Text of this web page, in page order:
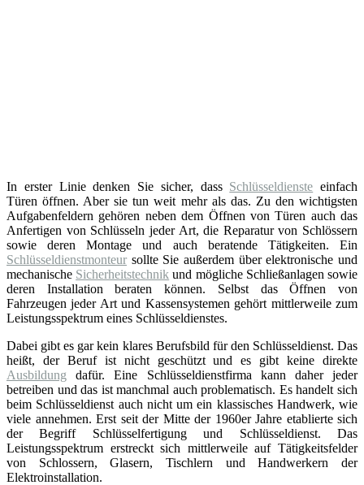
In erster Linie denken Sie sicher, dass Schlüsseldienste einfach
Türen öffnen. Aber sie tun weit mehr als das. Zu den wichtigsten
Aufgabenfeldern gehören neben dem Öffnen von Türen auch das
Anfertigen von Schlüsseln jeder Art, die Reparatur von Schlössern
sowie deren Montage und auch beratende Tätigkeiten. Ein
Schlüsseldienstmonteur sollte Sie außerdem über elektronische und
mechanische Sicherheitstechnik und mögliche Schließanlagen sowie
deren Installation beraten können. Selbst das Öffnen von
Fahrzeugen jeder Art und Kassensystemen gehört mittlerweile zum
Leistungsspektrum eines Schlüsseldienstes.
Dabei gibt es gar kein klares Berufsbild für den Schlüsseldienst. Das
heißt, der Beruf ist nicht geschützt und es gibt keine direkte
Ausbildung dafür. Eine Schlüsseldienstfirma kann daher jeder
betreiben und das ist manchmal auch problematisch. Es handelt sich
beim Schlüsseldienst auch nicht um ein klassisches Handwerk, wie
viele annehmen. Erst seit der Mitte der 1960er Jahre etablierte sich
der Begriff Schlüsselfertigung und Schlüsseldienst. Das
Leistungsspektrum erstreckt sich mittlerweile auf Tätigkeitsfelder
von Schlossern, Glasern, Tischlern und Handwerkern der
Elektroinstallation.